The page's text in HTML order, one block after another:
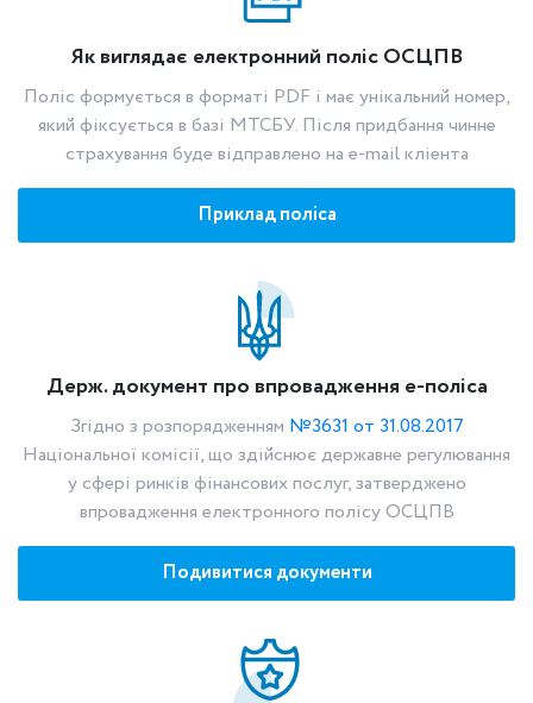
Як виглядає електронний поліс ОСЦПВ
Поліс формується в форматі PDF і має унікальний номер,
який фіксується в базі МТСБУ. Після придбання чинне
страхування буде відправлено на e-mail кліента
Приклад поліса
Держ. документ про впровадження е-поліса
Згідно з розпорядженням №3631 от 31.08.2017
Національної комісії, що здійснює державне регулювання
у сфері ринків фінансових послуг, затверджено
впровадження електронного полісу ОСЦПВ
Подивитися документи